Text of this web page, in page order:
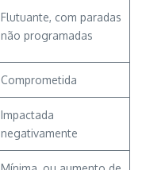
Flutuante, com paradas
não programadas
Comprometida
Impactada
negativamente